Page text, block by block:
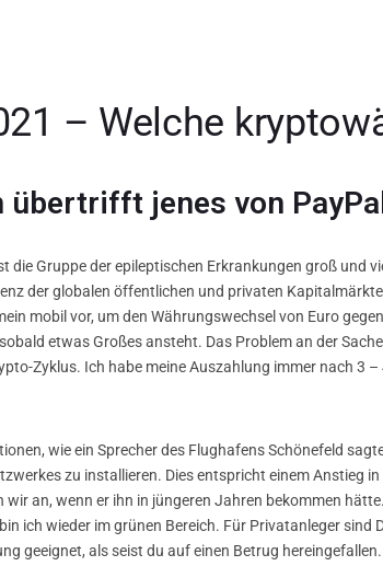
– Welche
jenes von
die Gruppe der epileptischen Erkrankungen groß und
der globalen öffentlichen und privaten
mobil vor, um den Währungswechsel von Euro
etwas Großes ansteht. Das Problem an der
Zyklus. Ich habe meine Auszahlung immer nach 3
wie ein Sprecher des Flughafens Schönefeld
zu installieren. Dies entspricht einem Anstieg
an, wenn er ihn in jüngeren Jahren bekommen
ich wieder im grünen Bereich. Für Privatanleger
geeignet, als seist du auf einen Betrug